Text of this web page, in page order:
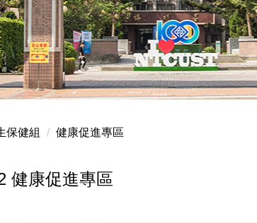
保健組 健康促進專區
健康促進專區